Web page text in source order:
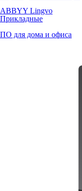
ABBYY Lingvo
Прикладные
ПО для дома и офиса